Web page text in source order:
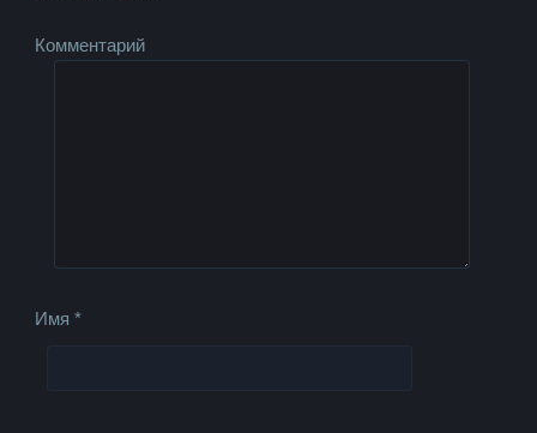
Комментарий
Имя*